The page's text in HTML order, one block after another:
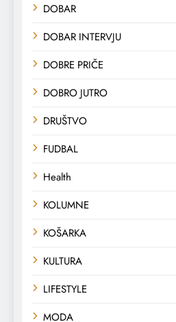
DOBAR
DOBAR INTERVJU
DOBRE PRIČE
DOBRO JUTRO
DRUŠTVO
FUDBAL
Health
KOLUMNE
KOŠARKA
KULTURA
LIFESTYLE
MODA